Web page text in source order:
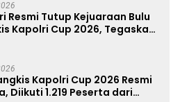
Resmi Tutup Kejuaraan Bulu
Kapolri Cup 2026, Tegaskan
Kapolri Cup 2026 Resmi
Diikuti 1.219 Peserta dari